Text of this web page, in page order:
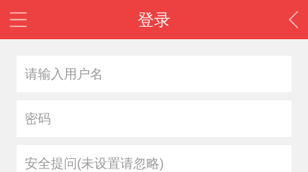
登录
安全提问(未设置请忽略)